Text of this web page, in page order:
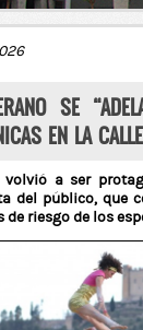
SE
EN LA
volvió a ser
del público, que
de riesgo de los